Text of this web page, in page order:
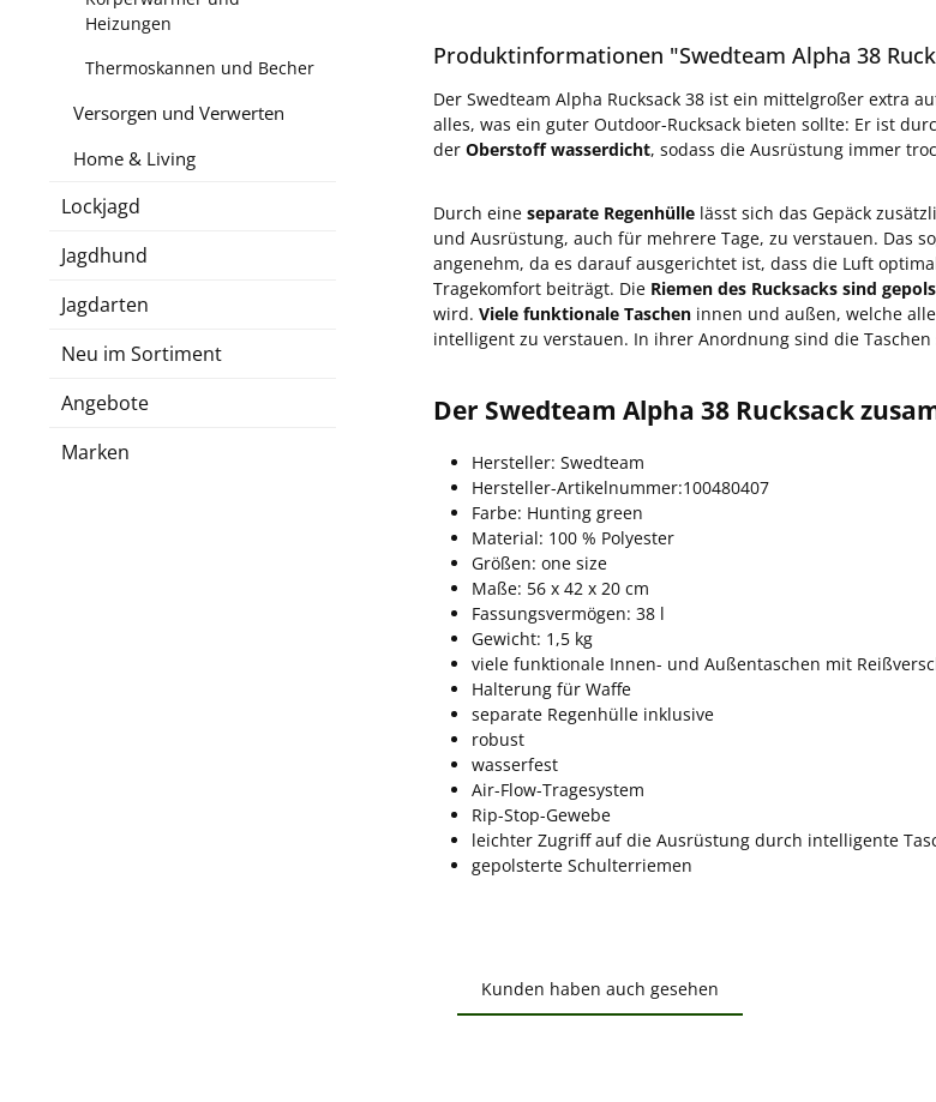
Heizungen
Thermoskannen und Becher
Versorgen und Verwerten
Home & Living
Lockjagd
Jagdhund
Jagdarten
Neu im Sortiment
Angebote
Marken
Produktinformationen "Swedteam Alpha 38
Der Swedteam Alpha Rucksack 38 ist ein mittelgroßer extra
alles, was ein guter Outdoor-Rucksack bieten sollte: Er ist
der Oberstoff wasserdicht, sodass die Ausrüstung immer
Durch eine separate Regenhülle lässt sich das Gepäck
und Ausrüstung, auch für mehrere Tage, zu verstauen. Das
angenehm, da es darauf ausgerichtet ist, dass die Luft
Tragekomfort beiträgt. Die Riemen des Rucksacks sind
wird. Viele funktionale Taschen innen und außen, welche
intelligent zu verstauen. In ihrer Anordnung sind die
Der Swedteam Alpha 38 Rucksack
Hersteller: Swedteam
Hersteller-Artikelnummer:100480407
Farbe: Hunting green
Material: 100 % Polyester
Größen: one size
Maße: 56 x 42 x 20 cm
Fassungsvermögen: 38 l
Gewicht: 1,5 kg
viele funktionale Innen- und Außentaschen mit
Halterung für Waffe
separate Regenhülle inklusive
robust
wasserfest
Air-Flow-Tragesystem
Rip-Stop-Gewebe
leichter Zugriff auf die Ausrüstung durch intelligente
gepolsterte Schulterriemen
Kunden haben auch gesehen